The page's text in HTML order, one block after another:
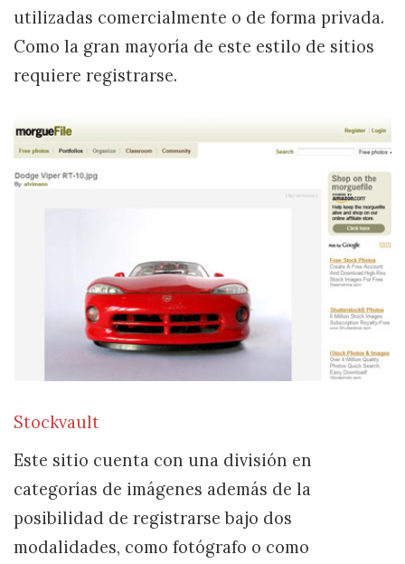
utilizadas comercialmente o de forma privada.
Como la gran mayoría de este estilo de sitios
requiere registrarse.
Stockvault
Este sitio cuenta con una división en
categorías de imágenes además de la
posibilidad de registrarse bajo dos
modalidades, como fotógrafo o como